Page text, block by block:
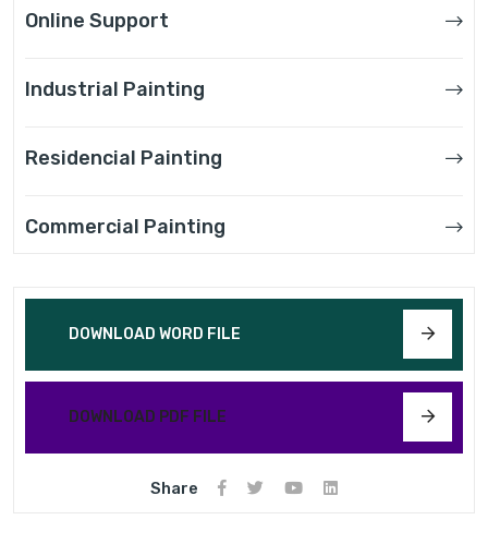
Online Support
Industrial Painting
Residencial Painting
Commercial Painting
DOWNLOAD WORD FILE
DOWNLOAD PDF FILE
Share